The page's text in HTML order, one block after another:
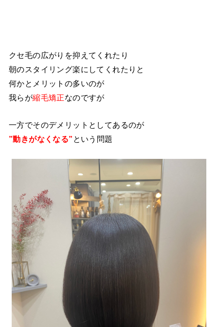
クセ毛の広がりを抑えてくれたり
朝のスタイリング楽にしてくれたりと
何かとメリットの多いのが
我らが縮毛矯正なのですが
一方でそのデメリットとしてあるのが
”動きがなくなる” という問題